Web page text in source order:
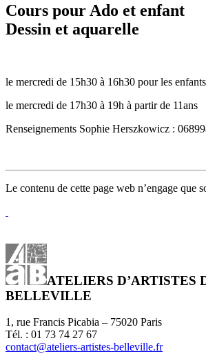
Cours pour Ado et enfant
Dessin et aquarelle
le mercredi de 15h30 à 16h30 pour les
le mercredi de 17h30 à 19h à partir de 11ans
Renseignements Sophie Herszkowicz :
Le contenu de cette page web n’engage que
ATELIERS D’ARTISTES
BELLEVILLE
1, rue Francis Picabia – 75020 Paris
Tél. : 01 73 74 27 67
contact@ateliers-artistes-belleville.fr